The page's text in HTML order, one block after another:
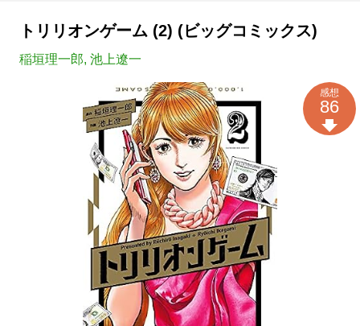
トリリオンゲーム (2) (ビッグコミックス)
稲垣理一郎, 池上遼一
感想
86